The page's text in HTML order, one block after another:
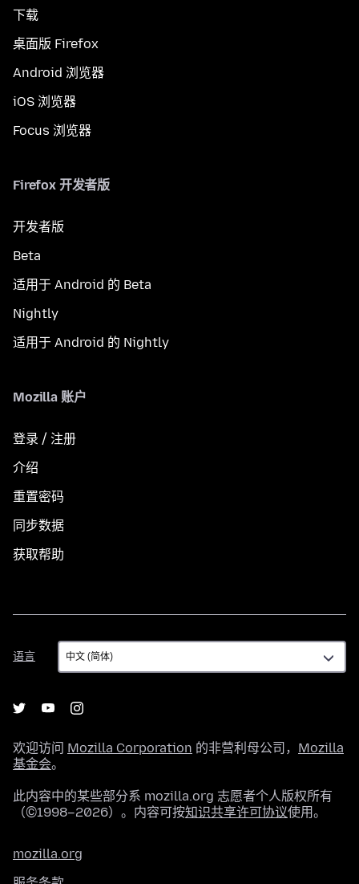
下载
桌面版 Firefox
Android 浏览器
iOS 浏览器
Focus 浏览器
Firefox 开发者版
开发者版
Beta
适用于 Android 的 Beta
Nightly
适用于 Android 的 Nightly
Mozilla 账户
登录 / 注册
介绍
重置密码
同步数据
获取帮助
语言
语
言
欢迎访问 Mozilla Corporation 的非营利母公司， Mozilla
基金会。
此内容中的某些部分系 mozilla.org 志愿者个人版权所有
（©1998–2026）。内容可按知识共享许可协议使用。
mozilla.org